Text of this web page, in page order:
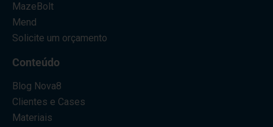
MazeBolt
Mend
Solicite um orçamento
Conteúdo
Blog Nova8
Clientes e Cases
Materiais